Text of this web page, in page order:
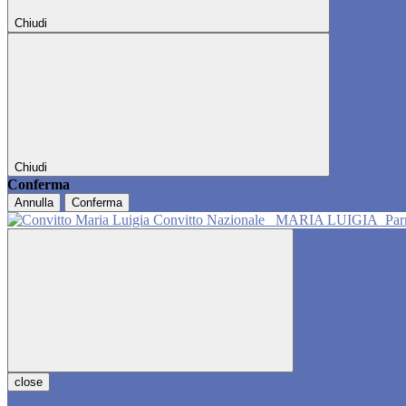
Chiudi
Chiudi
Conferma
Annulla Conferma
Convitto Nazionale MARIA LUIGIA
close